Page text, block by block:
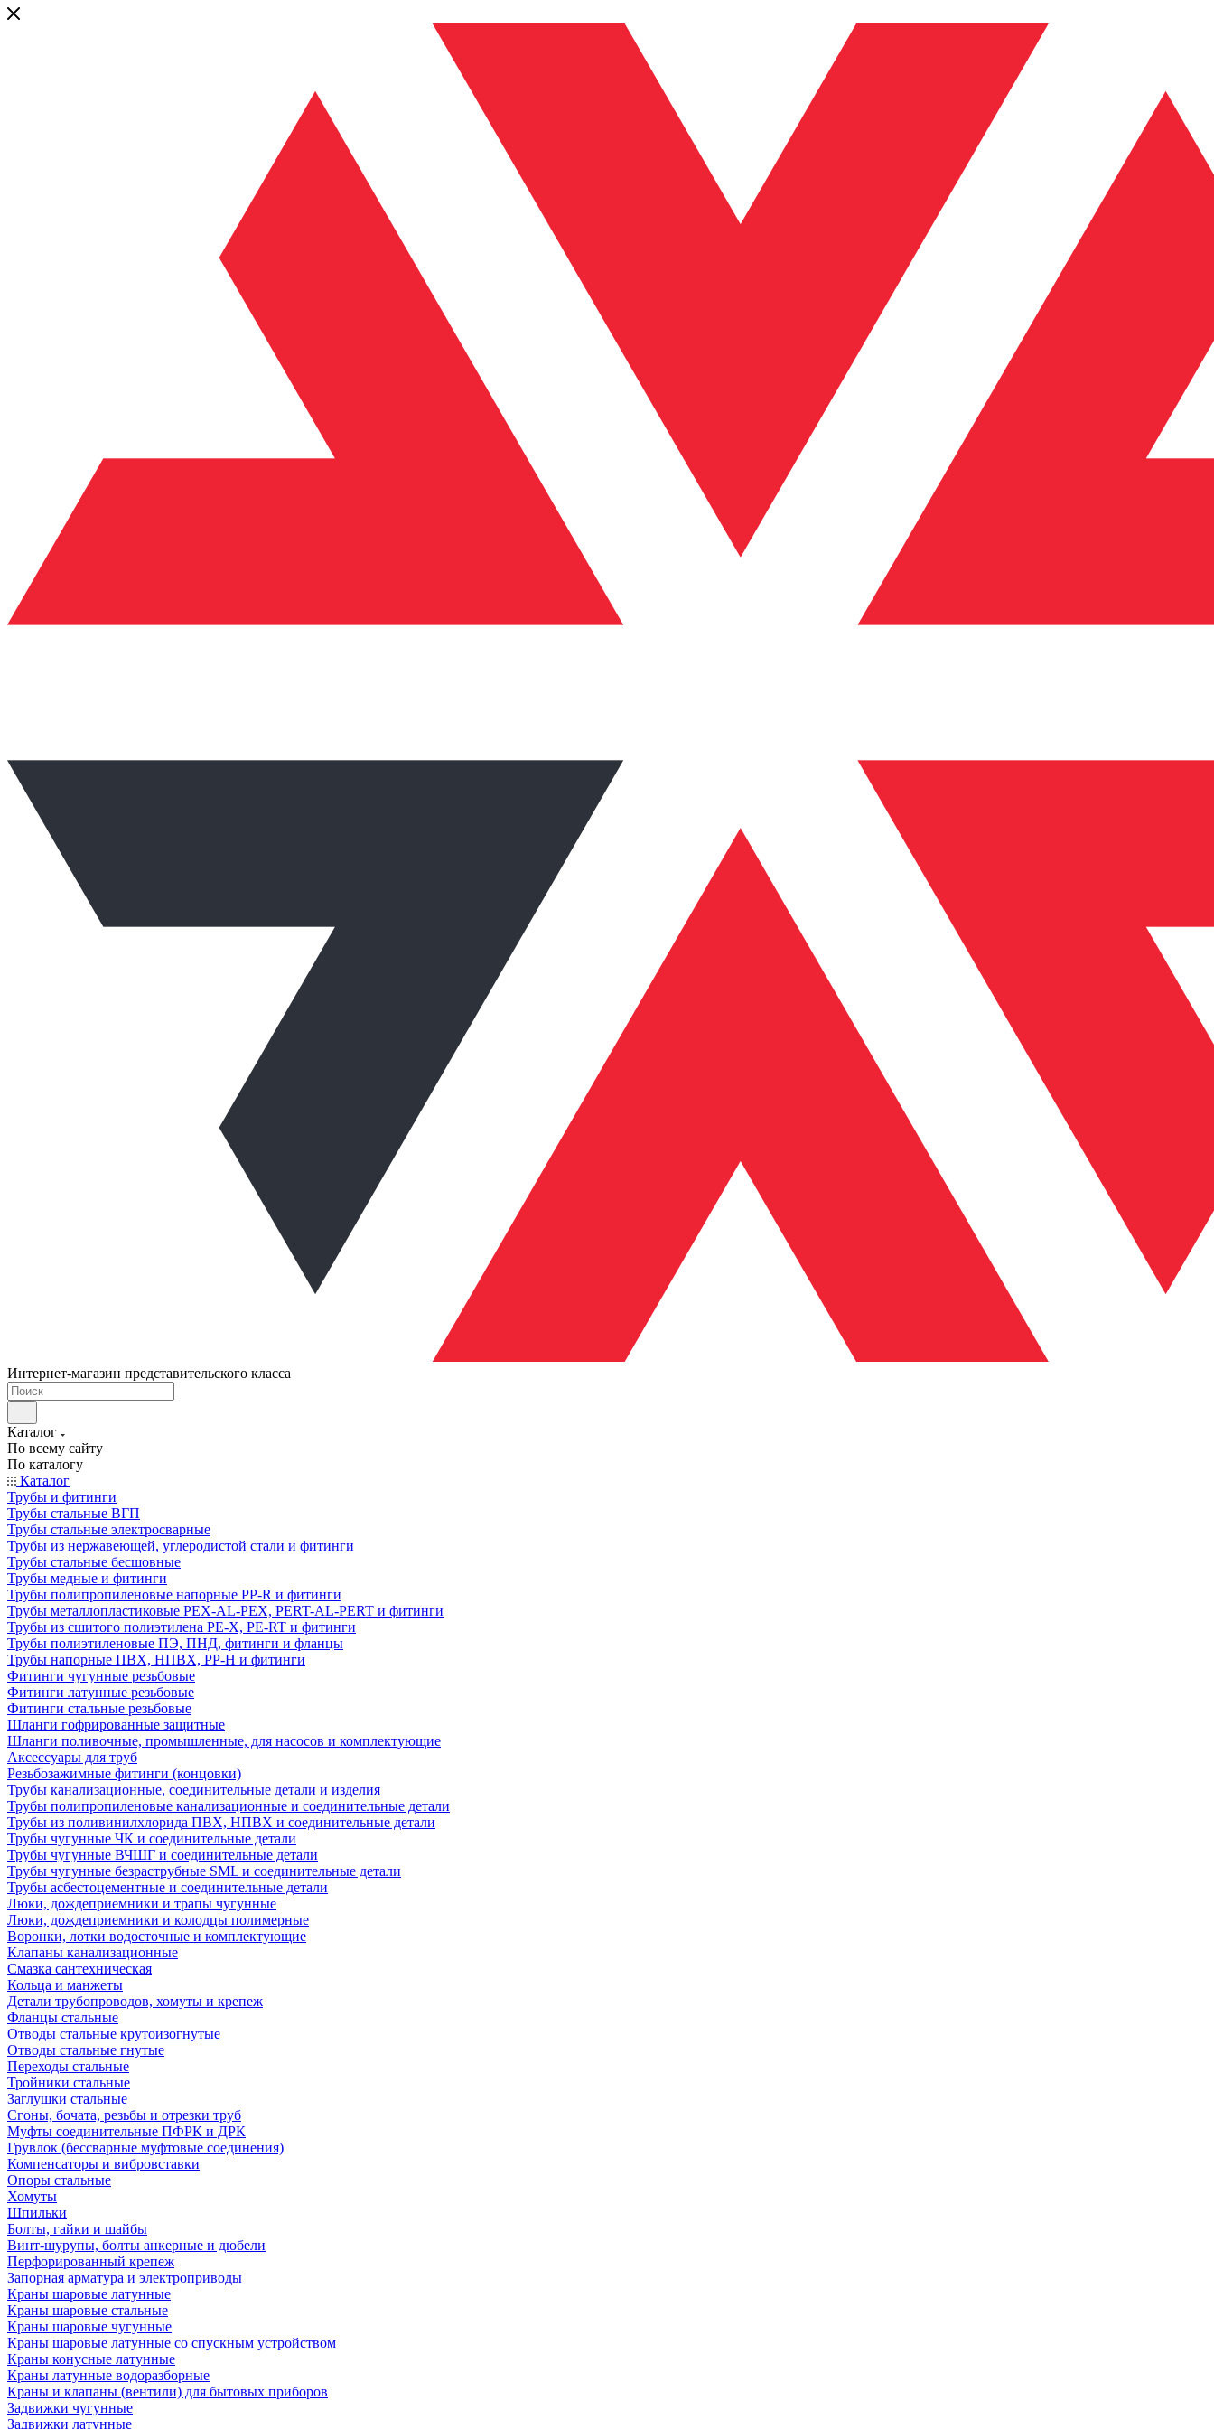
Интернет-магазин представительского класса
Каталог
По всему сайту
По каталогу
Каталог
Трубы и фитинги
Трубы стальные ВГП
Трубы стальные электросварные
Трубы из нержавеющей, углеродистой стали и фитинги
Трубы стальные бесшовные
Трубы медные и фитинги
Трубы полипропиленовые напорные PP-R и фитинги
Трубы металлопластиковые PEX-AL-PEX, PERT-AL-PERT и фитинги
Трубы из сшитого полиэтилена PE-X, PE-RT и фитинги
Трубы полиэтиленовые ПЭ, ПНД, фитинги и фланцы
Трубы напорные ПВХ, НПВХ, PP-H и фитинги
Фитинги чугунные резьбовые
Фитинги латунные резьбовые
Фитинги стальные резьбовые
Шланги гофрированные защитные
Шланги поливочные, промышленные, для насосов и комплектующие
Аксессуары для труб
Резьбозажимные фитинги (концовки)
Трубы канализационные, соединительные детали и изделия
Трубы полипропиленовые канализационные и соединительные детали
Трубы из поливинилхлорида ПВХ, НПВХ и соединительные детали
Трубы чугунные ЧК и соединительные детали
Трубы чугунные ВЧШГ и соединительные детали
Трубы чугунные безраструбные SML и соединительные детали
Трубы асбестоцементные и соединительные детали
Люки, дождеприемники и трапы чугунные
Люки, дождеприемники и колодцы полимерные
Воронки, лотки водосточные и комплектующие
Клапаны канализационные
Смазка сантехническая
Кольца и манжеты
Детали трубопроводов, хомуты и крепеж
Фланцы стальные
Отводы стальные крутоизогнутые
Отводы стальные гнутые
Переходы стальные
Тройники стальные
Заглушки стальные
Сгоны, бочата, резьбы и отрезки труб
Муфты соединительные ПФРК и ДРК
Грувлок (бессварные муфтовые соединения)
Компенсаторы и вибровставки
Опоры стальные
Хомуты
Шпильки
Болты, гайки и шайбы
Винт-шурупы, болты анкерные и дюбели
Перфорированный крепеж
Запорная арматура и электроприводы
Краны шаровые латунные
Краны шаровые стальные
Краны шаровые чугунные
Краны шаровые латунные со спускным устройством
Краны конусные латунные
Краны латунные водоразборные
Краны и клапаны (вентили) для бытовых приборов
Задвижки чугунные
Задвижки латунные